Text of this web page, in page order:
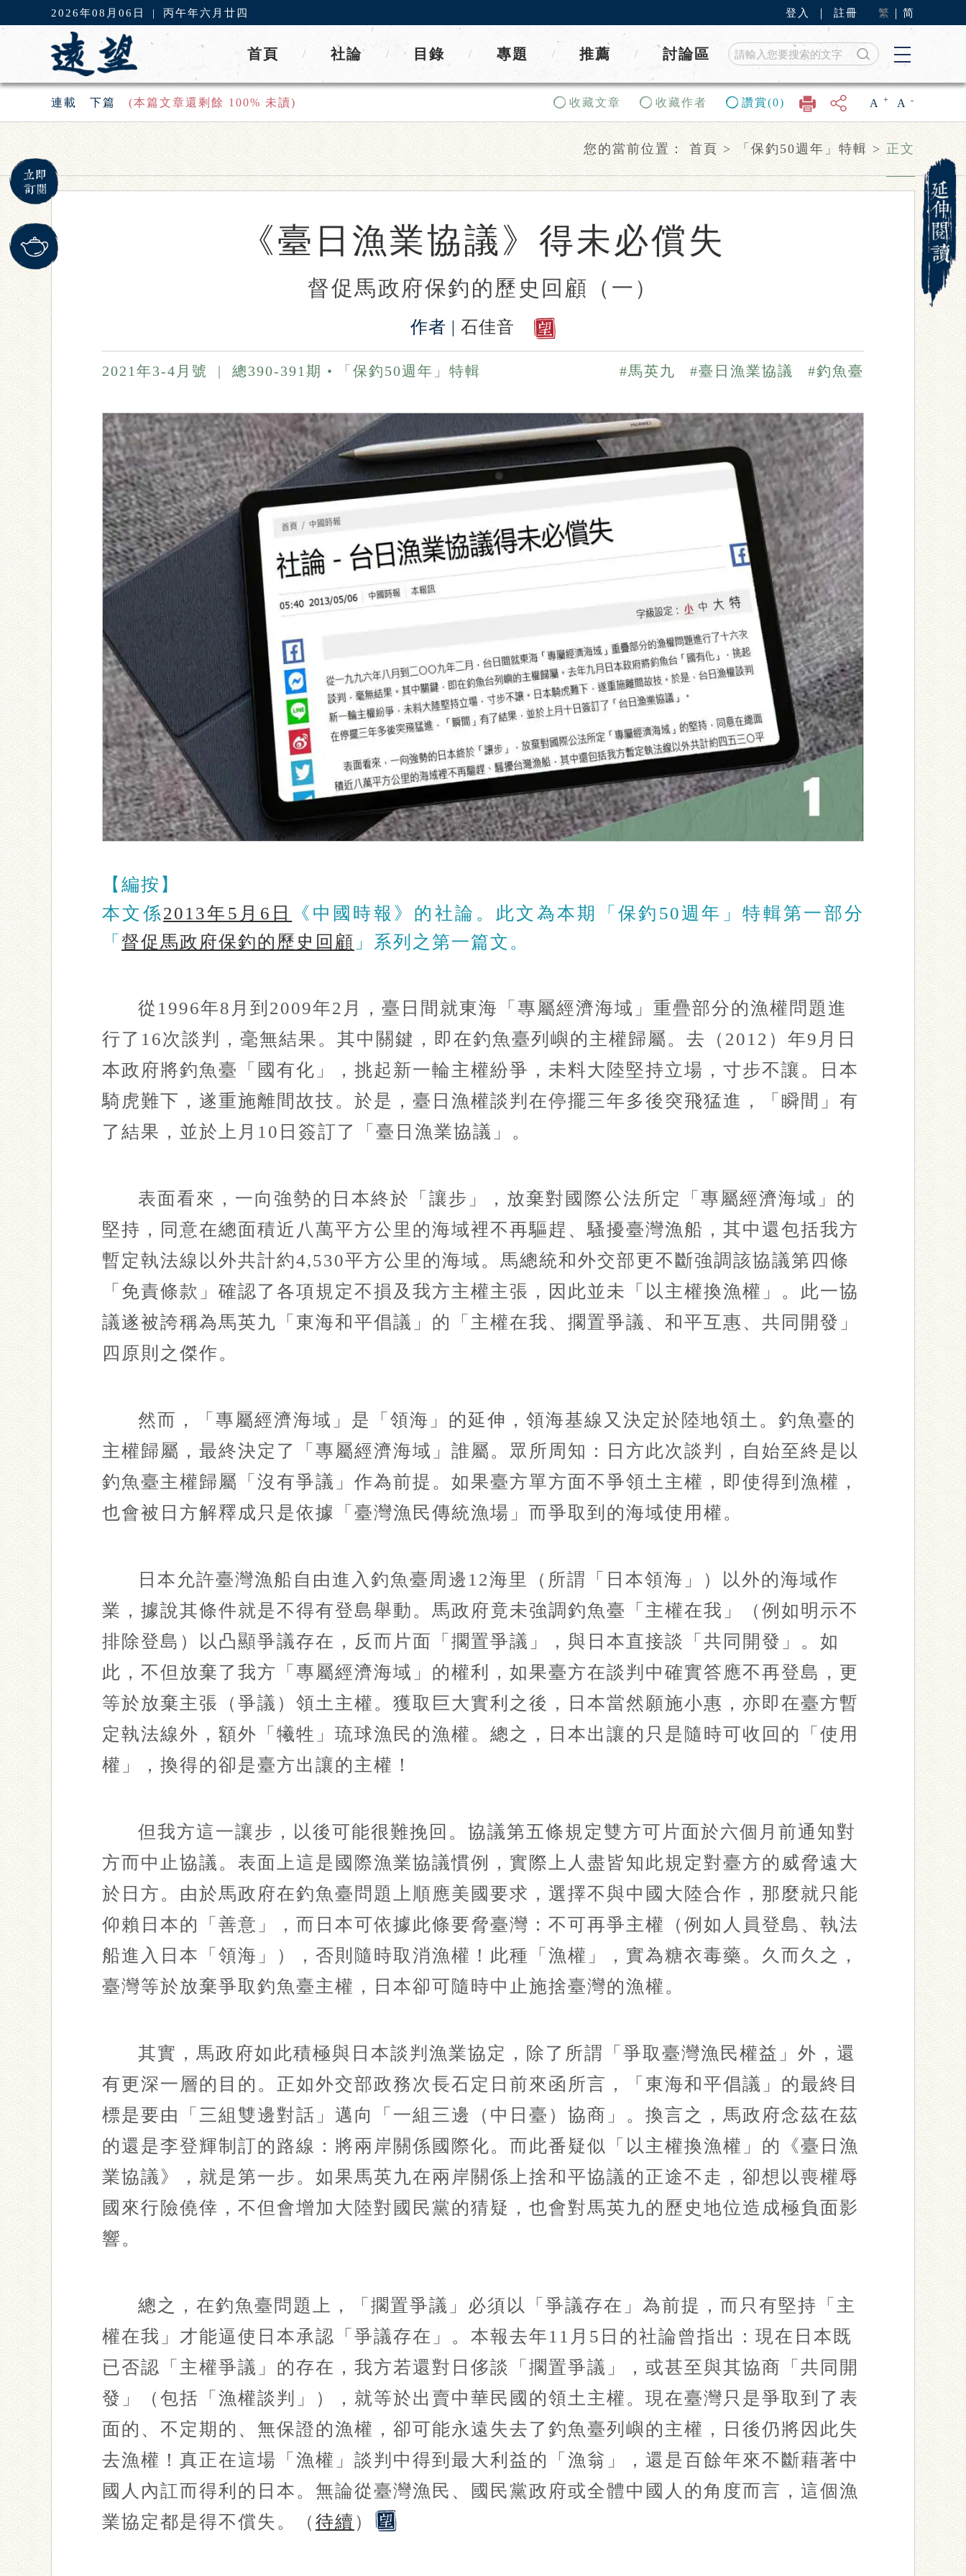
2026年08月06日 | 丙午年六月廿四 登入 註冊 繁 简
首頁 / 社論 / 目錄 / 專題 / 推薦 / 討論區
連載 下篇 (本篇文章還剩餘 100% 未讀) 收藏文章 收藏作者 讚賞(0) A + A -
您的當前位置：首頁>「保釣50週年」特輯 >正文
《臺日漁業協議》得未必償失
督促馬政府保釣的歷史回顧（一）
作者 | 石佳音
2021年3-4月號 | 總390-391期 「保釣50週年」特輯 #釣魚臺
#臺日漁業協議
#馬英九
【編按】
本文係2013年5月6日
《中國時報》的社論。此文為本期「保釣50週年」特輯第一部分
「 督促馬政府保釣的歷史回顧 」系列之第一篇文。
從1996年8月到2009年2月，臺日間就東海「專屬經濟海域」重疊部分的漁權問題進
行了16次談判，毫無結果。其中關鍵，即在釣魚臺列嶼的主權歸屬。去（2012）年9月日
本政府將釣魚臺「國有化」，挑起新一輪主權紛爭，未料大陸堅持立場，寸步不讓。日本
騎虎難下，遂重施離間故技。於是，臺日漁權談判在停擺三年多後突飛猛進，「瞬間」有
了結果，並於上月10日簽訂了「臺日漁業協議」。
表面看來，一向強勢的日本終於「讓步」，放棄對國際公法所定「專屬經濟海域」的
堅持，同意在總面積近八萬平方公里的海域裡不再驅趕、騷擾臺灣漁船，其中還包括我方
暫定執法線以外共計約4,530平方公里的海域。馬總統和外交部更不斷強調該協議第四條
「免責條款」確認了各項規定不損及我方主權主張，因此並未「以主權換漁權」。此一協
議遂被誇稱為馬英九「東海和平倡議」的「主權在我、擱置爭議、和平互惠、共同開發」
四原則之傑作。
然而，「專屬經濟海域」是「領海」的延伸，領海基線又決定於陸地領土。釣魚臺的
主權歸屬，最終決定了「專屬經濟海域」誰屬。眾所周知：日方此次談判，自始至終是以
釣魚臺主權歸屬「沒有爭議」作為前提。如果臺方單方面不爭領土主權，即使得到漁權，
也會被日方解釋成只是依據「臺灣漁民傳統漁場」而爭取到的海域使用權。
日本允許臺灣漁船自由進入釣魚臺周邊12海里（所謂「日本領海」）以外的海域作
業，據說其條件就是不得有登島舉動。馬政府竟未強調釣魚臺「主權在我」（例如明示不
排除登島）以凸顯爭議存在，反而片面「擱置爭議」，與日本直接談「共同開發」。如
此，不但放棄了我方「專屬經濟海域」的權利，如果臺方在談判中確實答應不再登島，更
等於放棄主張（爭議）領土主權。獲取巨大實利之後，日本當然願施小惠，亦即在臺方暫
定執法線外，額外「犧牲」琉球漁民的漁權。總之，日本出讓的只是隨時可收回的「使用
權」，換得的卻是臺方出讓的主權！
但我方這一讓步，以後可能很難挽回。協議第五條規定雙方可片面於六個月前通知對
方而中止協議。表面上這是國際漁業協議慣例，實際上人盡皆知此規定對臺方的威脅遠大
於日方。由於馬政府在釣魚臺問題上順應美國要求，選擇不與中國大陸合作，那麼就只能
仰賴日本的「善意」，而日本可依據此條要脅臺灣：不可再爭主權（例如人員登島、執法
船進入日本「領海」），否則隨時取消漁權！此種「漁權」，實為糖衣毒藥。久而久之，
臺灣等於放棄爭取釣魚臺主權，日本卻可隨時中止施捨臺灣的漁權。
其實，馬政府如此積極與日本談判漁業協定，除了所謂「爭取臺灣漁民權益」外，還
有更深一層的目的。正如外交部政務次長石定日前來函所言，「東海和平倡議」的最終目
標是要由「三組雙邊對話」邁向「一組三邊（中日臺）協商」。換言之，馬政府念茲在茲
的還是李登輝制訂的路線：將兩岸關係國際化。而此番疑似「以主權換漁權」的《臺日漁
業協議》，就是第一步。如果馬英九在兩岸關係上捨和平協議的正途不走，卻想以喪權辱
國來行險僥倖，不但會增加大陸對國民黨的猜疑，也會對馬英九的歷史地位造成極負面影
響。
總之，在釣魚臺問題上，「擱置爭議」必須以「爭議存在」為前提，而只有堅持「主
權在我」才能逼使日本承認「爭議存在」。本報去年11月5日的社論曾指出：現在日本既
已否認「主權爭議」的存在，我方若還對日侈談「擱置爭議」，或甚至與其協商「共同開
發」（包括「漁權談判」），就等於出賣中華民國的領土主權。現在臺灣只是爭取到了表
面的、不定期的、無保證的漁權，卻可能永遠失去了釣魚臺列嶼的主權，日後仍將因此失
去漁權！真正在這場「漁權」談判中得到最大利益的「漁翁」，還是百餘年來不斷藉著中
國人內訌而得利的日本。無論從臺灣漁民、國民黨政府或全體中國人的角度而言，這個漁
業協定都是得不償失。（ 待續 ）